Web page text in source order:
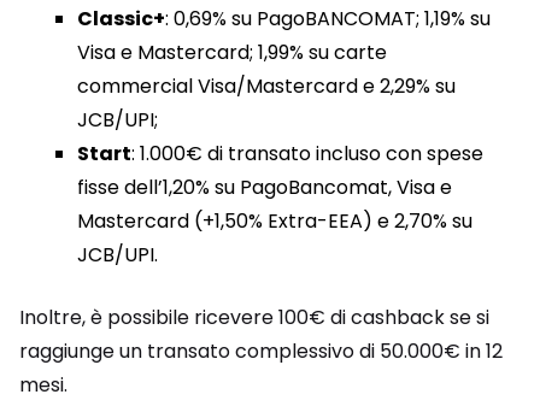
Classic+: 0,69% su PagoBANCOMAT; 1,19% su
Visa e Mastercard; 1,99% su carte
commercial Visa/Mastercard e 2,29% su
JCB/UPI;
Start: 1.000€ di transato incluso con spese
fisse dell’1,20% su PagoBancomat, Visa e
Mastercard (+1,50% Extra-EEA) e 2,70% su
JCB/UPI.
Inoltre, è possibile ricevere 100€ di cashback se si
raggiunge un transato complessivo di 50.000€ in 12
mesi.